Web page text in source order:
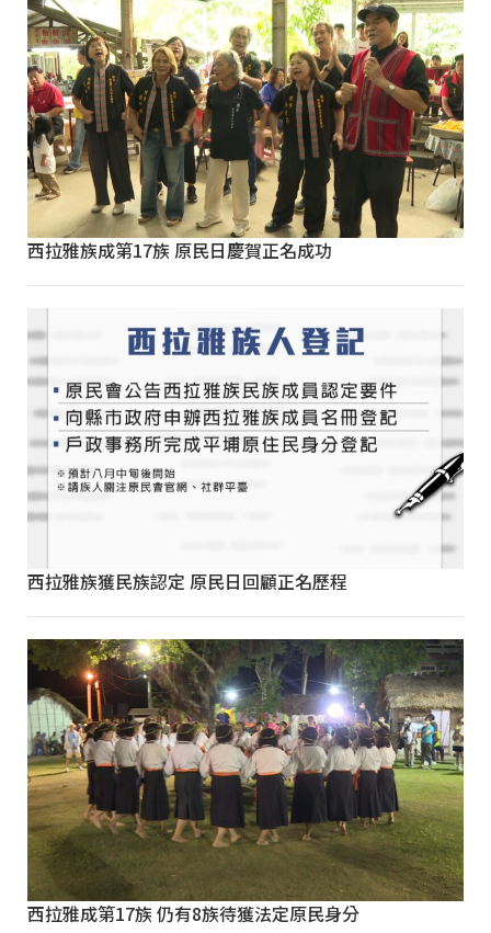
西拉雅族成第17族 原民日慶賀正名成功
西拉雅族獲民族認定 原民日回顧正名歷程
西拉雅成第17族 仍有8族待獲法定原民身分